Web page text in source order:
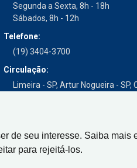
de seu interesse. Saiba mais
para rejeitá-los.
Segunda a Sexta, 8h - 18h
Sábados, 8h - 12h
Telefone:
(19) 3404-3700
Circulação:
Limeira - SP, Artur Nogueira - SP,